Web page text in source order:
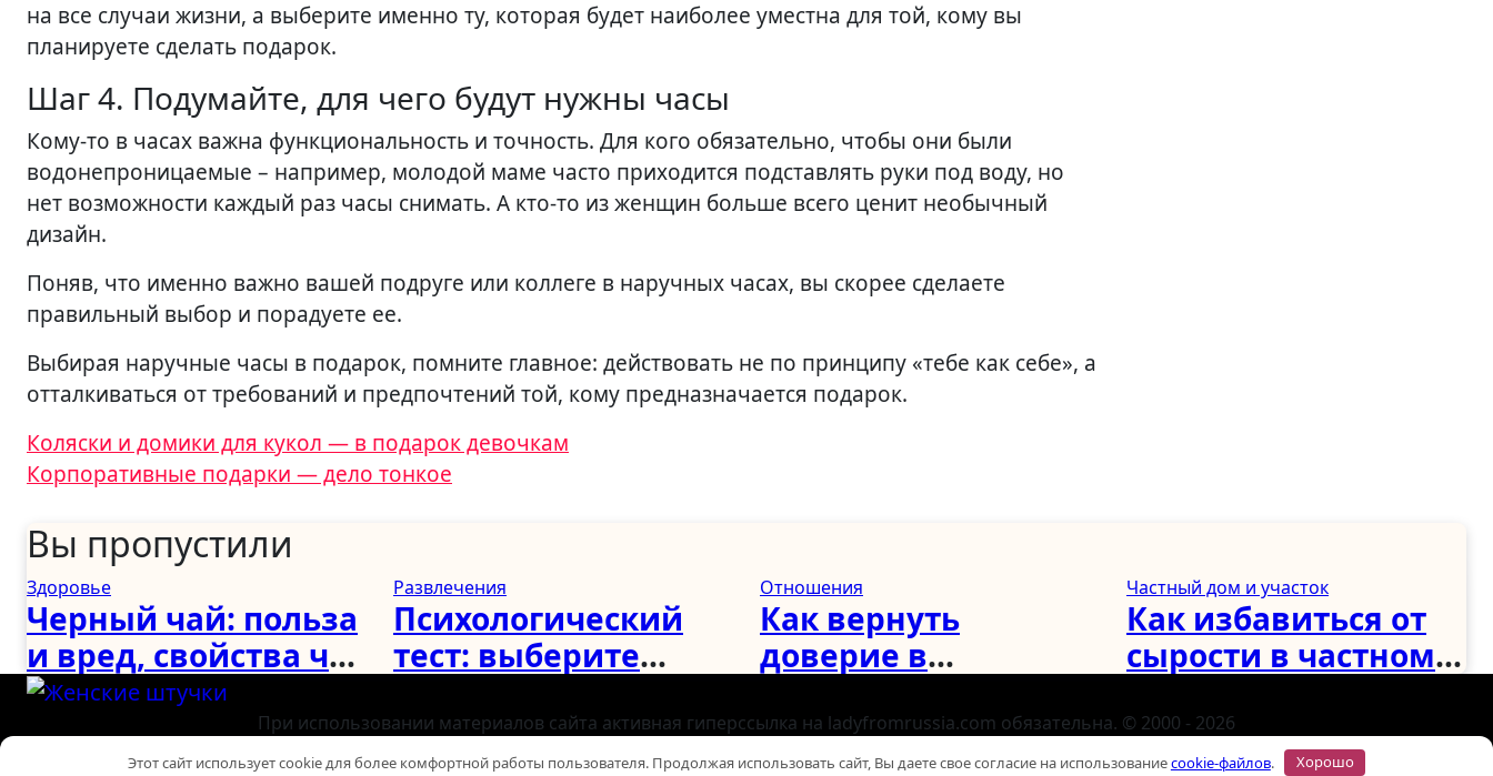
на все случаи жизни, а выберите именно ту, которая будет наиболее уместна для той, кому вы
планируете сделать подарок.
Шаг 4. Подумайте, для чего будут нужны часы
Кому-то в часах важна функциональность и точность. Для кого обязательно, чтобы они были
водонепроницаемые – например, молодой маме часто приходится подставлять руки под воду, но
нет возможности каждый раз часы снимать. А кто-то из женщин больше всего ценит необычный
дизайн.
Поняв, что именно важно вашей подруге или коллеге в наручных часах, вы скорее сделаете
правильный выбор и порадуете ее.
Выбирая наручные часы в подарок, помните главное: действовать не по принципу «тебе как себе», а
отталкиваться от требований и предпочтений той, кому предназначается подарок.
Навигация
по
записям
Коляски и домики для кукол — в подарок девочкам
Корпоративные подарки — дело тонкое
Вы пропустили
Здоровье
Черный чай: польза
и вред, свойства чая
с молоком и
чабрецом
Развлечения
Психологический
тест: выберите
как вы
справляетесь с
Отношения
Как вернуть
доверие в
лжи и измены:
советы психологов
Частный дом и участок
Как избавиться от
сырости в частном
погребе и ванной:
полное руководство
При использовании материалов сайта активная гиперссылка на ladyfromrussia.com обязательна. © 2000 - 2026
Этот сайт использует cookie для более комфортной работы пользователя. Продолжая использовать сайт, Вы даете свое согласие на использованиеcookie-файлов. Хорошо